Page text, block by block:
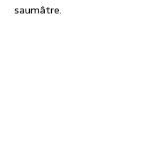
saumâtre.